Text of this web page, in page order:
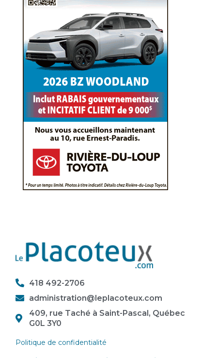
418 492-2706
administration@leplacoteux.com
409, rue Taché à Saint-Pascal, Québec
G0L 3Y0
Politique de confidentialité